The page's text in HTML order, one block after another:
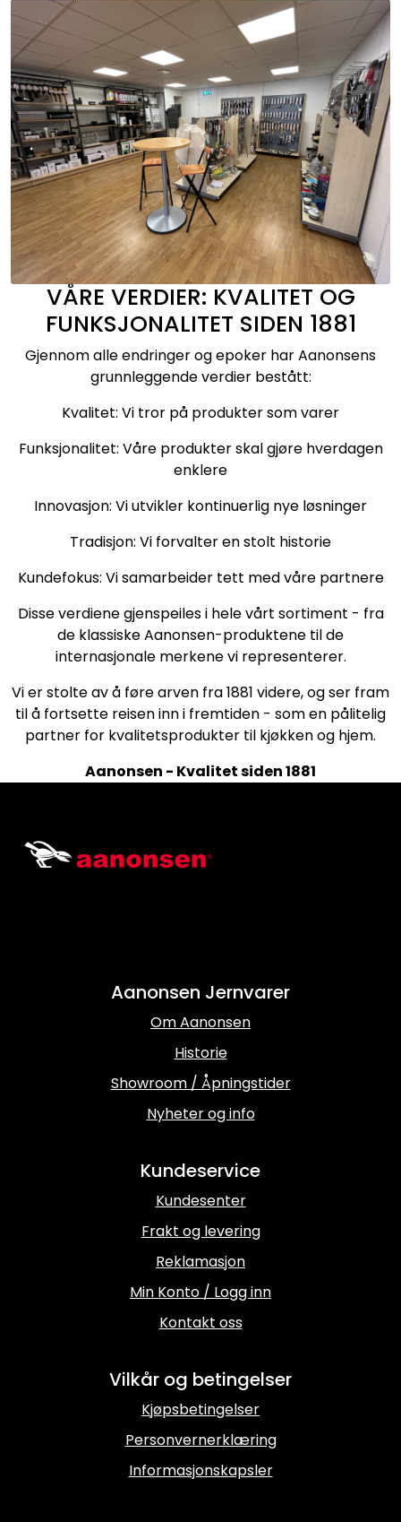
VÅRE VERDIER: KVALITET OG
FUNKSJONALITET SIDEN 1881
Gjennom alle endringer og epoker har Aanonsens
grunnleggende verdier bestått:
Kvalitet: Vi tror på produkter som varer
Funksjonalitet: Våre produkter skal gjøre hverdagen
enklere
Innovasjon: Vi utvikler kontinuerlig nye løsninger
Tradisjon: Vi forvalter en stolt historie
Kundefokus: Vi samarbeider tett med våre partnere
Disse verdiene gjenspeiles i hele vårt sortiment - fra
de klassiske Aanonsen-produktene til de
internasjonale merkene vi representerer.
Vi er stolte av å føre arven fra 1881 videre, og ser fram
til å fortsette reisen inn i fremtiden - som en pålitelig
partner for kvalitetsprodukter til kjøkken og hjem.
Aanonsen - Kvalitet siden 1881
Aanonsen Jernvarer
Om Aanonsen
Historie
Showroom / Åpningstider
Nyheter og info
Kundeservice
Kundesenter
Frakt og levering
Reklamasjon
Min Konto / Logg inn
Kontakt oss
Vilkår og betingelser
Kjøpsbetingelser
Personvernerklæring
Informasjonskapsler